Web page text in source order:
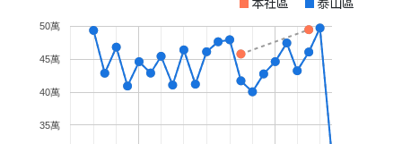
35萬
40萬
45萬
50萬